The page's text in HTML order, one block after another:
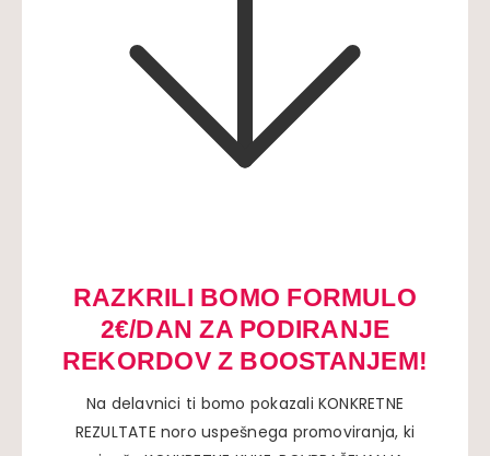
RAZKRILI BOMO FORMULO
2€/DAN ZA PODIRANJE
REKORDOV Z BOOSTANJEM!
Na delavnici ti bomo pokazali KONKRETNE
REZULTATE noro uspešnega promoviranja, ki